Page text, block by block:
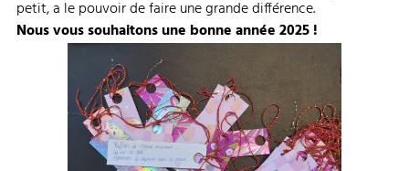
petit, a le pouvoir de faire une grande différence.
Nous vous souhaitons une bonne année 2025 !